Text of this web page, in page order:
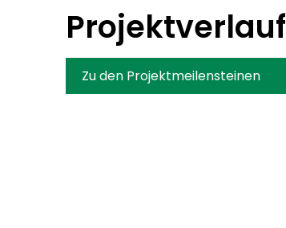
Projektverlauf
Zu den Projektmeilensteinen